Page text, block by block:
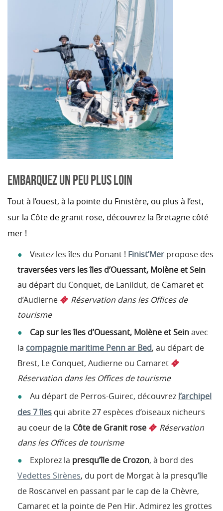
EMBARQUEZ UN PEU PLUS LOIN
Tout à l’ouest, à la pointe du Finistère, ou plus à l’est,
sur la Côte de granit rose, découvrez la Bretagne côté
mer !
Visitez les îles du Ponant ! Finist’Mer propose des
traversées vers les îles d’Ouessant, Molène et Sein
au départ du Conquet, de Lanildut, de Camaret et
d’Audierne
Réservation dans les Offices de
tourisme
Cap sur les îles d’Ouessant, Molène et Seinavec
la compagnie maritime Penn ar Bed, au départ de
Brest, Le Conquet, Audierne ou Camaret
Réservation dans les Offices de tourisme
Au départ de Perros-Guirec, découvrez l’archipel
des 7 îles qui abrite 27 espèces d’oiseaux nicheurs
au coeur de la Côte de Granit rose
Réservation
dans les Offices de tourisme
Explorez la presqu’île de Crozon, à bord des
Vedettes Sirènes, du port de Morgat à la presqu’île
de Roscanvel en passant par le cap de la Chèvre,
Camaret et la pointe de Pen Hir. Admirez les grottes